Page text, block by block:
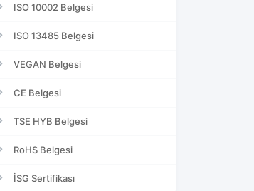
ISO 10002 Belgesi
ISO 13485 Belgesi
VEGAN Belgesi
CE Belgesi
TSE HYB Belgesi
RoHS Belgesi
İSG Sertifikası